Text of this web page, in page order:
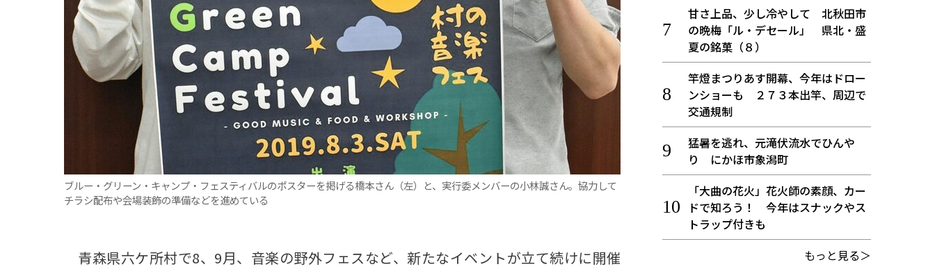
ブルー・グリーン・キャンプ・フェスティバルのポスターを掲げる橋本さん（左）と、実行委メンバーの小林誠さん。協力して
チラシ配布や会場装飾の準備などを進めている
青森県六ケ所村で8、9月、音楽の野外フェスなど、新たなイベントが立て続けに開催
甘さ上品、少し冷やして 北秋田市
の晩梅「ル・デセール」 県北・盛
夏の銘菓（８）
竿燈まつりあす開幕、今年はドロー
ンショーも ２７３本出竿、周辺で
交通規制
猛暑を逃れ、元滝伏流水でひんや
り にかほ市象潟町
「大曲の花火」花火師の素顔、カー
ドで知ろう！ 今年はスナックやス
トラップ付きも
もっと見る＞